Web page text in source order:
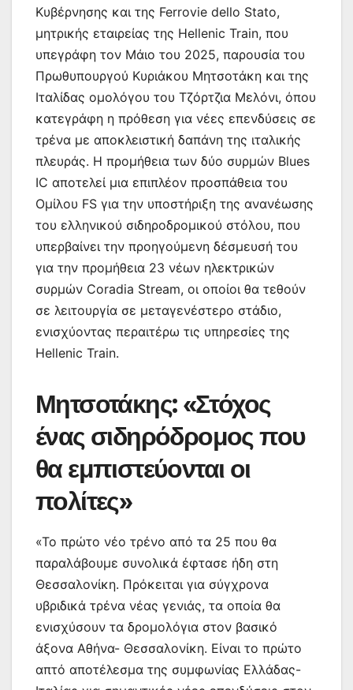
Κυβέρνησης και της Ferrovie dello Stato,
μητρικής εταιρείας της Hellenic Train, που
υπεγράφη τον Μάιο του 2025, παρουσία του
Πρωθυπουργού Κυριάκου Μητσοτάκη και της
Ιταλίδας ομολόγου του Τζόρτζια Μελόνι, όπου
κατεγράφη η πρόθεση για νέες επενδύσεις σε
τρένα με αποκλειστική δαπάνη της ιταλικής
πλευράς. Η προμήθεια των δύο συρμών Blues
IC αποτελεί μια επιπλέον προσπάθεια του
Ομίλου FS για την υποστήριξη της ανανέωσης
του ελληνικού σιδηροδρομικού στόλου, που
υπερβαίνει την προηγούμενη δέσμευσή του
για την προμήθεια 23 νέων ηλεκτρικών
συρμών Coradia Stream, οι οποίοι θα τεθούν
σε λειτουργία σε μεταγενέστερο στάδιο,
ενισχύοντας περαιτέρω τις υπηρεσίες της
Hellenic Train.
Μητσοτάκης: «Στόχος
ένας σιδηρόδρομος που
θα εμπιστεύονται οι
πολίτες»
«Το πρώτο νέο τρένο από τα 25 που θα
παραλάβουμε συνολικά έφτασε ήδη στη
Θεσσαλονίκη. Πρόκειται για σύγχρονα
υβριδικά τρένα νέας γενιάς, τα οποία θα
ενισχύσουν τα δρομολόγια στον βασικό
άξονα Αθήνα- Θεσσαλονίκη. Είναι το πρώτο
απτό αποτέλεσμα της συμφωνίας Ελλάδας-